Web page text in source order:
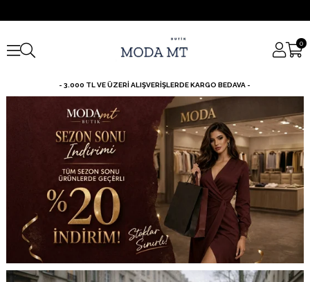
0
- 3.000 TL VE ÜZERİ ALIŞVERİŞLERDE KARGO BEDAVA -